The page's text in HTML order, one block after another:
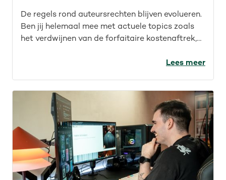
De regels rond auteursrechten blijven evolueren.
Ben jij helemaal mee met actuele topics zoals
het verdwijnen van de forfaitaire kostenaftrek,
IT-sector? Lees de recap van ons webinar en
Lees meer